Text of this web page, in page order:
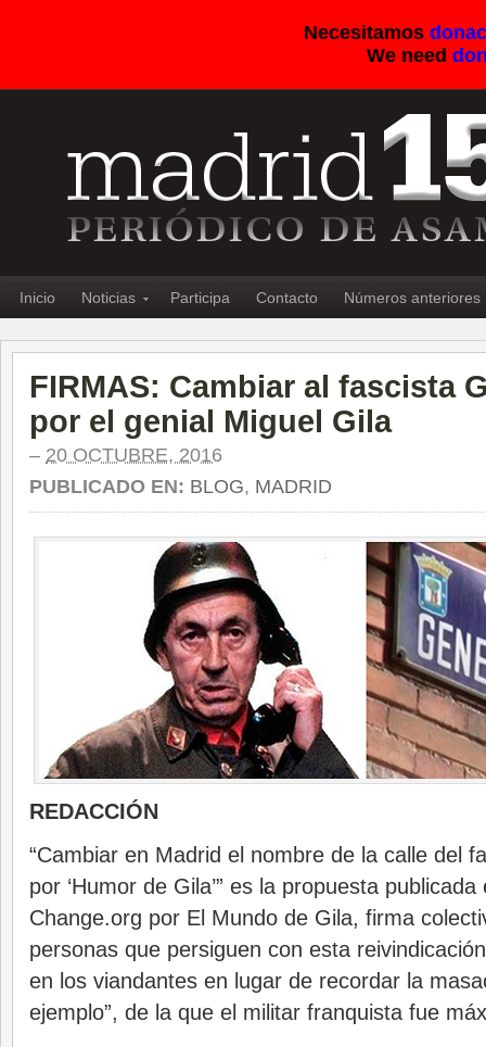
Necesitamos
We need
Inicio Noticias Participa Contacto Números anteriores
FIRMAS: Cambiar al fascista
por el genial Miguel Gila
– 20 OCTUBRE, 2016
PUBLICADO EN: BLOG, MADRID
REDACCIÓN
“Cambiar en Madrid el nombre de la calle del
por ‘Humor de Gila’” es la propuesta
Change.org por El Mundo de Gila, firma
personas que persiguen con esta
en los viandantes en lugar de recordar la
ejemplo”, de la que el militar franquista fue